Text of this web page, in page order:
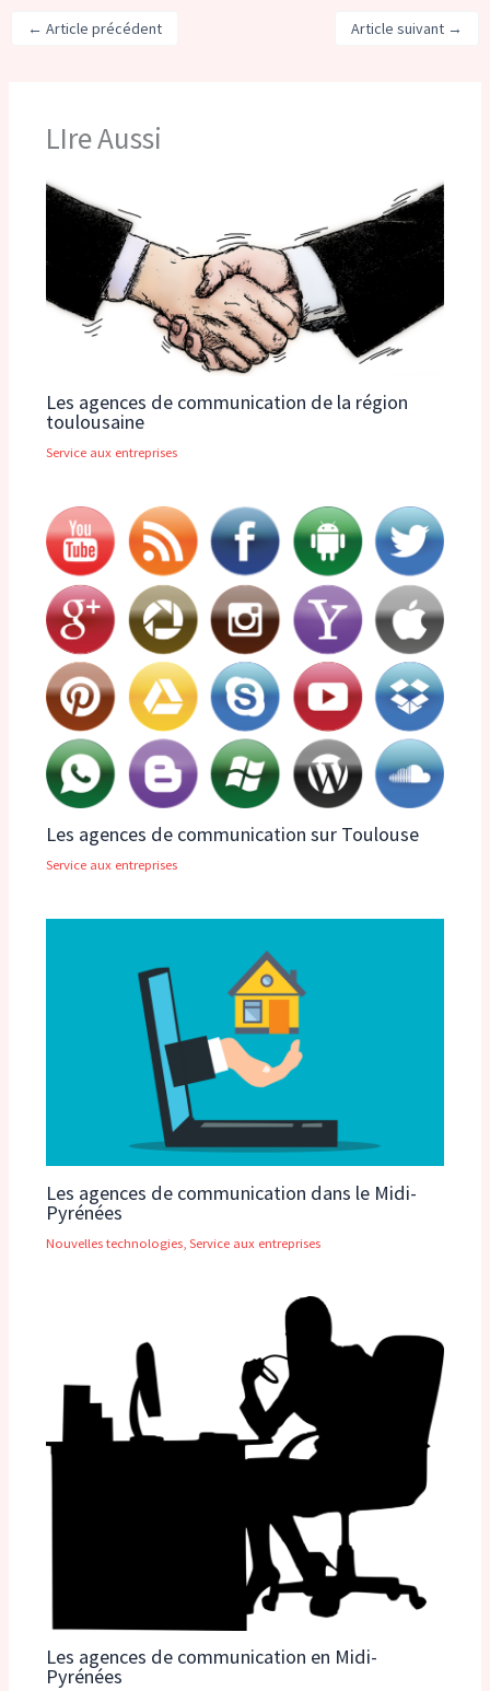
← Article précédent Article suivant →
LIre Aussi
Les agences de communication de la région
toulousaine
Service aux entreprises
Les agences de communication sur Toulouse
Service aux entreprises
Les agences de communication dans le Midi-
Pyrénées
Nouvelles technologies, Service aux entreprises
Les agences de communication en Midi-
Pyrénées